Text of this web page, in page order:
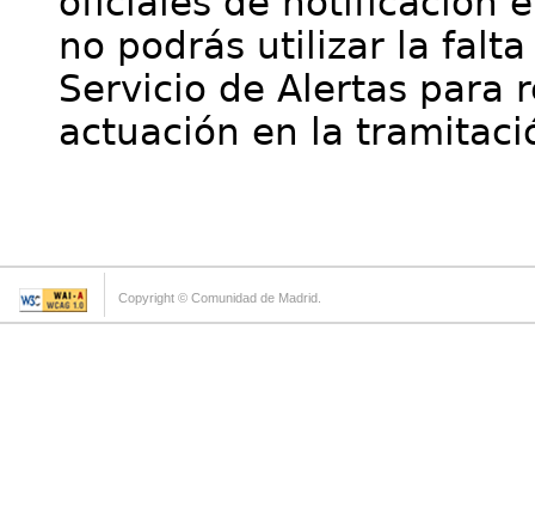
no podrás utilizar la
Servicio de Alertas para
actuación en la
Copyright © Comunidad de Madrid.